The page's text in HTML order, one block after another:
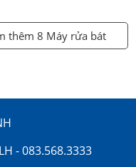
thêm 8 Máy rửa bát
- 083.568.3333